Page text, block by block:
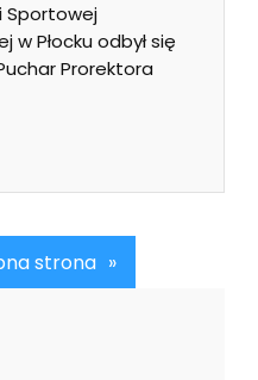
Sportowej
w Płocku odbył się
Prorektora
strona »